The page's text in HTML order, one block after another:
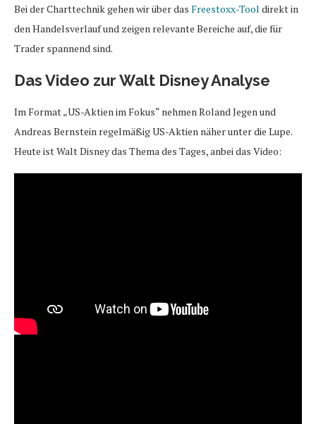
Bei der Charttechnik gehen wir über das Freestoxx-Tool direkt in
den Handelsverlauf und zeigen relevante Bereiche auf, die für
Trader spannend sind.
Das Video zur Walt Disney Analyse
Im Format „US-Aktien im Fokus“ nehmen Roland Jegen und
Andreas Bernstein regelmäßig US-Aktien näher unter die Lupe.
Heute ist Walt Disney das Thema des Tages, anbei das Video: